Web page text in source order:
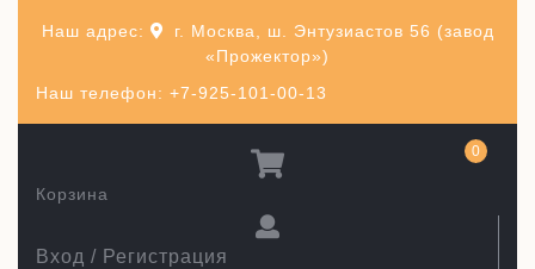
Наш телефон: +7-925-101-00-13
Наш адрес:
г. Москва, ш. Энтузиастов 56 (завод
«Прожектор»)
Вход / Регистрация
Корзина
0